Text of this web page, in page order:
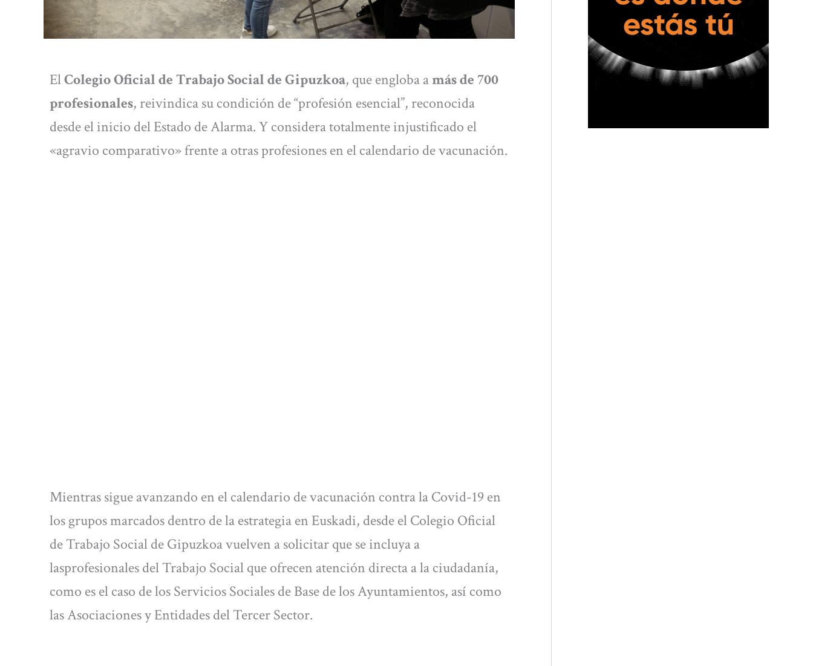
ElColegio Oficial de Trabajo Social de Gipuzkoa, que engloba amás de 700
profesionales, reivindica su condición de “profesión esencial”, reconocida
desde el inicio del Estado de Alarma. Y considera totalmente injustificado el
«agravio comparativo» frente a otras profesiones en el calendario de vacunación.
Mientras sigue avanzando en el calendario de vacunación contra la Covid-19 en
los grupos marcados dentro de la estrategia en Euskadi, desde el Colegio Oficial
de Trabajo Social de Gipuzkoa vuelven a solicitar que se incluya a
lasprofesionales del Trabajo Social que ofrecen atención directa a la ciudadanía,
como es el caso de los Servicios Sociales de Base de los Ayuntamientos, así como
las Asociaciones y Entidades del Tercer Sector.